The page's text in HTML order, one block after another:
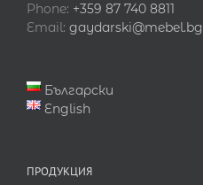
Phone: +359 87 740 8811
Email: gaydarski@mebel.bg
Български
English
ПРОДУКЦИЯ